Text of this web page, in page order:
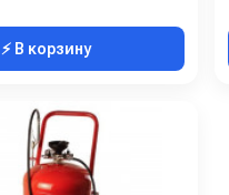
⚡ В корзину